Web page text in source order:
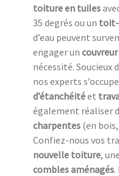
toiture en tuiles
35 degrés ou un toit-
d’eau peuvent
engager un
nécessité.
nos experts
d’étanchéitéet
également réaliser
charpentes (en
Confiez-nous vos
nouvelle toiture, une
combles aménagés